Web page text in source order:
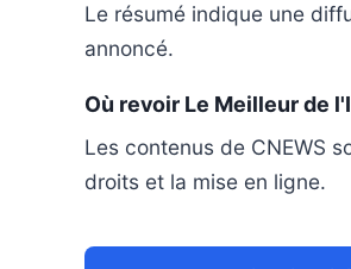
Le résumé indique une
annoncé.
Où revoir Le Meilleur de
Les contenus de CNEWS
droits et la mise en ligne.